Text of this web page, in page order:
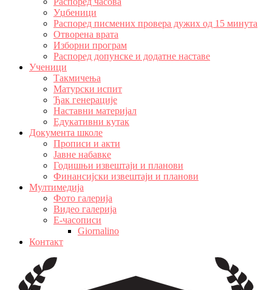
Уџбеници
Распоред писмених провера дужих од 15 минута
Отворена врата
Изборни програм
Распоред допунске и додатне наставе
Ученици
Такмичења
Матурски испит
Ђак генерације
Наставни материјал
Едукативни кутак
Документа школе
Прописи и акти
Јавне набавке
Годишњи извештаји и планови
Финансијски извештаји и планови
Мултимедија
Фото галерија
Видео галерија
Е-часописи
Giornalino
Контакт